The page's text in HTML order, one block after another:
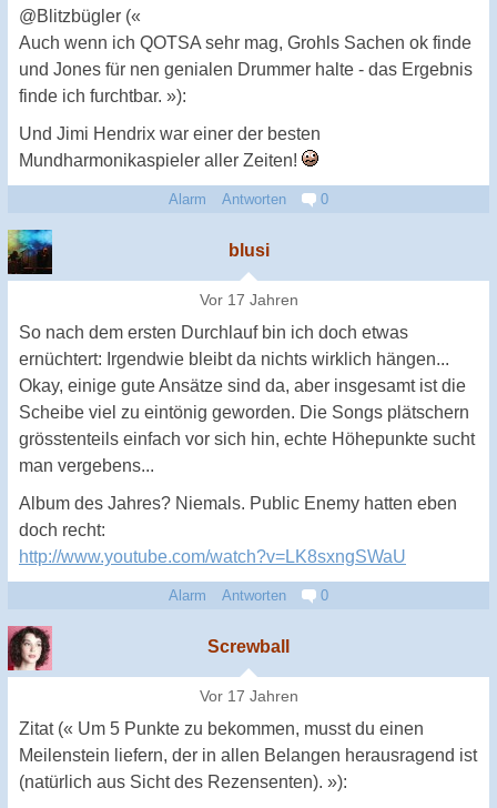
@Blitzbügler («
Auch wenn ich QOTSA sehr mag, Grohls Sachen ok finde
und Jones für nen genialen Drummer halte - das Ergebnis
finde ich furchtbar. »):
Und Jimi Hendrix war einer der besten
Mundharmonikaspieler aller Zeiten!
Alarm Antworten 0
blusi
Vor 17 Jahren
So nach dem ersten Durchlauf bin ich doch etwas
ernüchtert: Irgendwie bleibt da nichts wirklich hängen...
Okay, einige gute Ansätze sind da, aber insgesamt ist die
Scheibe viel zu eintönig geworden. Die Songs plätschern
grösstenteils einfach vor sich hin, echte Höhepunkte sucht
man vergebens...
Album des Jahres? Niemals. Public Enemy hatten eben
doch recht:
http://www.youtube.com/watch?v=LK8sxngSWaU
Alarm Antworten 0
Screwball
Vor 17 Jahren
Zitat (« Um 5 Punkte zu bekommen, musst du einen
Meilenstein liefern, der in allen Belangen herausragend ist
(natürlich aus Sicht des Rezensenten). »):